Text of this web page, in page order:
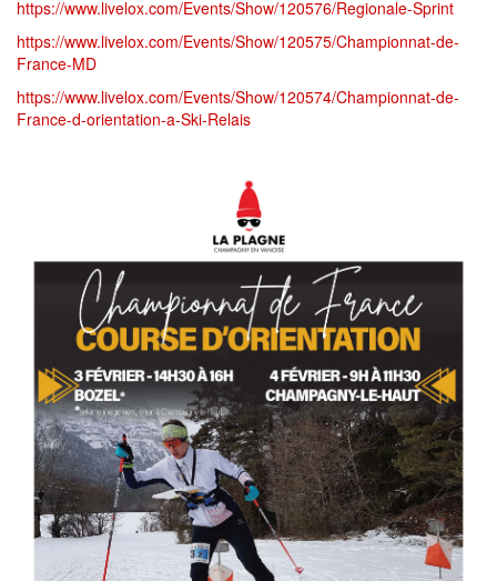
https://www.livelox.com/Events/Show/120576/Regionale-Sprint
https://www.livelox.com/Events/Show/120575/Championnat-de-
France-MD
https://www.livelox.com/Events/Show/120574/Championnat-de-
France-d-orientation-a-Ski-Relais